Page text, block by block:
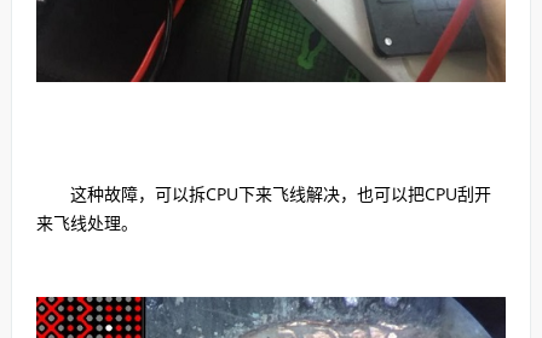
这种故障，可以拆CPU下来飞线解决，也可以把CPU刮开
来飞线处理。